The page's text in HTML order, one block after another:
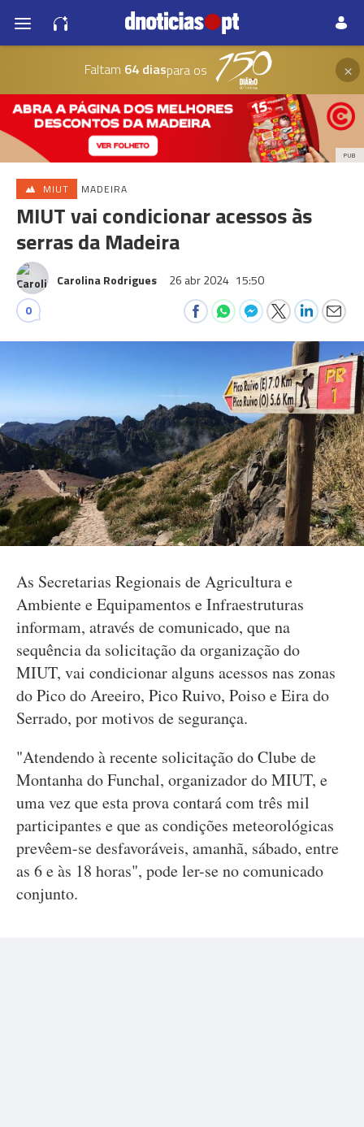
Faltam 64 diaspara os ×
PUB
MIUT MADEIRA
MIUT vai condicionar acessos às
serras da Madeira
Carolina Rodrigues 26 abr 2024 15:50
0
As Secretarias Regionais de Agricultura e
Ambiente e Equipamentos e Infraestruturas
informam, através de comunicado, que na
sequência da solicitação da organização do
MIUT, vai condicionar alguns acessos nas zonas
do Pico do Areeiro, Pico Ruivo, Poiso e Eira do
Serrado, por motivos de segurança.
"Atendendo à recente solicitação do Clube de
Montanha do Funchal, organizador do MIUT, e
uma vez que esta prova contará com três mil
participantes e que as condições meteorológicas
prevêem-se desfavoráveis, amanhã, sábado, entre
as 6 e às 18 horas", pode ler-se no comunicado
conjunto.